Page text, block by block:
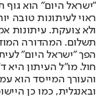
"ישראל היום" הוא
ראוי לעיתונות טובה
ולא צועקת. עיתונות
הפך "ישראל היום"
חול. מו"ל העיתון היא
והעורך המייסד הוא